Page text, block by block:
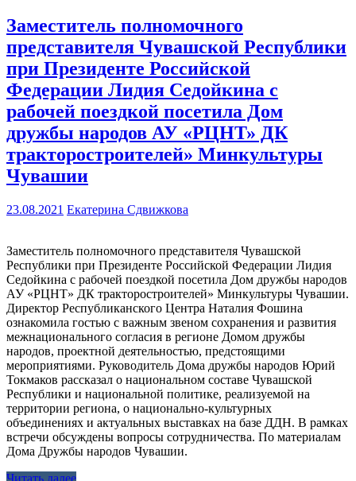
Заместитель полномочного
представителя Чувашской Республики
при Президенте Российской
Федерации Лидия Седойкина с
рабочей поездкой посетила Дом
дружбы народов АУ «РЦНТ» ДК
тракторостроителей» Минкультуры
Чувашии
23.08.2021 Екатерина Сдвижкова
Заместитель полномочного представителя Чувашской
Республики при Президенте Российской Федерации Лидия
Седойкина с рабочей поездкой посетила Дом дружбы народов
АУ «РЦНТ» ДК тракторостроителей» Минкультуры Чувашии.
Директор Республиканского Центра Наталия Фошина
ознакомила гостью с важным звеном сохранения и развития
межнационального согласия в регионе Домом дружбы
народов, проектной деятельностью, предстоящими
мероприятиями. Руководитель Дома дружбы народов Юрий
Токмаков рассказал о национальном составе Чувашской
Республики и национальной политике, реализуемой на
территории региона, о национально-культурных
объединениях и актуальных выставках на базе ДДН. В рамках
встречи обсуждены вопросы сотрудничества. По материалам
Дома Дружбы народов Чувашии.
Читать далее